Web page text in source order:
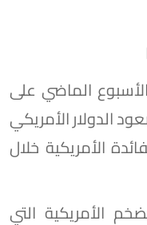
الماضي على
ضغط صعود الدولار الأمريكي
الأمريكية خلال
الأمريكية التي